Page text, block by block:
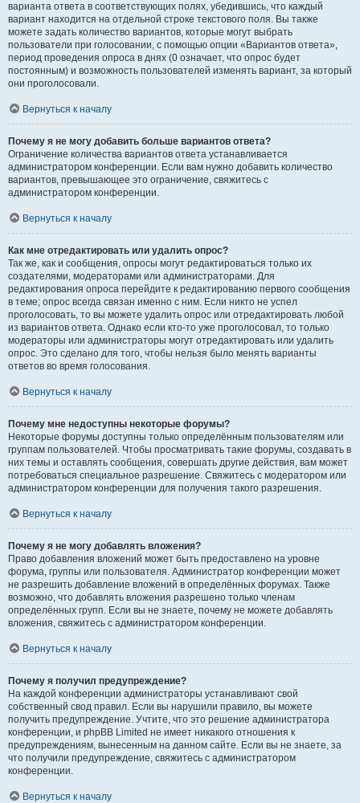
варианта ответа в соответствующих полях, убедившись, что каждый
вариант находится на отдельной строке текстового поля. Вы также
можете задать количество вариантов, которые могут выбрать
пользователи при голосовании, с помощью опции «Вариантов ответа»,
период проведения опроса в днях (0 означает, что опрос будет
постоянным) и возможность пользователей изменять вариант, за который
они проголосовали.
Вернуться к началу
Почему я не могу добавить больше вариантов ответа?
Ограничение количества вариантов ответа устанавливается
администратором конференции. Если вам нужно добавить количество
вариантов, превышающее это ограничение, свяжитесь с
администратором конференции.
Вернуться к началу
Как мне отредактировать или удалить опрос?
Так же, как и сообщения, опросы могут редактироваться только их
создателями, модераторами или администраторами. Для
редактирования опроса перейдите к редактированию первого сообщения
в теме; опрос всегда связан именно с ним. Если никто не успел
проголосовать, то вы можете удалить опрос или отредактировать любой
из вариантов ответа. Однако если кто-то уже проголосовал, то только
модераторы или администраторы могут отредактировать или удалить
опрос. Это сделано для того, чтобы нельзя было менять варианты
ответов во время голосования.
Вернуться к началу
Почему мне недоступны некоторые форумы?
Некоторые форумы доступны только определённым пользователям или
группам пользователей. Чтобы просматривать такие форумы, создавать в
них темы и оставлять сообщения, совершать другие действия, вам может
потребоваться специальное разрешение. Свяжитесь с модератором или
администратором конференции для получения такого разрешения.
Вернуться к началу
Почему я не могу добавлять вложения?
Право добавления вложений может быть предоставлено на уровне
форума, группы или пользователя. Администратор конференции может
не разрешить добавление вложений в определённых форумах. Также
возможно, что добавлять вложения разрешено только членам
определённых групп. Если вы не знаете, почему не можете добавлять
вложения, свяжитесь с администратором конференции.
Вернуться к началу
Почему я получил предупреждение?
На каждой конференции администраторы устанавливают свой
собственный свод правил. Если вы нарушили правило, вы можете
получить предупреждение. Учтите, что это решение администратора
конференции, и phpBB Limited не имеет никакого отношения к
предупреждениям, вынесенным на данном сайте. Если вы не знаете, за
что получили предупреждение, свяжитесь с администратором
конференции.
Вернуться к началу